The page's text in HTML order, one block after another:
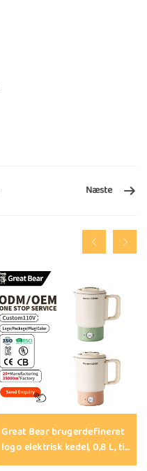
Næste
Great Bear brugerdefineret
logo elektrisk kedel, 0,8 L, til
rejsende, 110/220 V, vand-,